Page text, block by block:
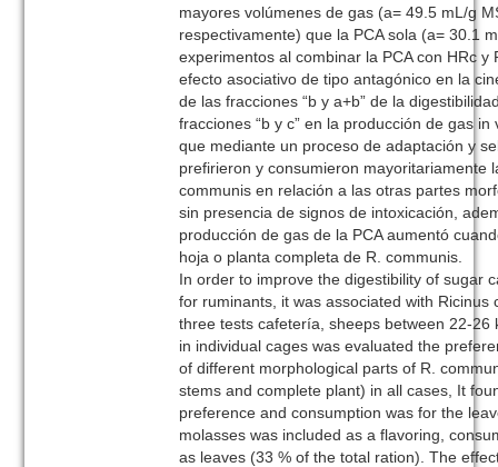
mayores volúmenes de gas (a= 49.5 mL/g
respectivamente) que la PCA sola (a= 30.1
experimentos al combinar la PCA con HRc y
efecto asociativo de tipo antagónico en la
de las fracciones “b y a+b” de la
fracciones “b y c” en la producción de gas
que mediante un proceso de adaptación y
prefirieron y consumieron mayoritariamente
communis en relación a las otras partes
sin presencia de signos de intoxicación,
producción de gas de la PCA aumentó
hoja o planta completa de R. communis.
In order to improve the digestibility of sugar
for ruminants, it was associated with Ricinus
three tests cafetería, sheeps between 22-26
in individual cages was evaluated the
of different morphological parts of R.
stems and complete plant) in all cases, It
preference and consumption was for the
molasses was included as a flavoring,
as leaves (33 % of the total ration). The